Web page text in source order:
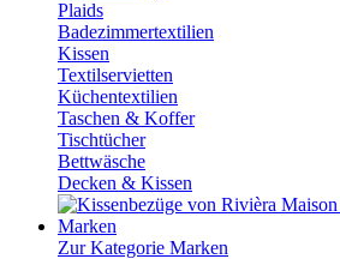
Plaids
Badezimmertextilien
Kissen
Textilservietten
Küchentextilien
Taschen & Koffer
Tischtücher
Bettwäsche
Decken & Kissen
Marken
Zur Kategorie Marken